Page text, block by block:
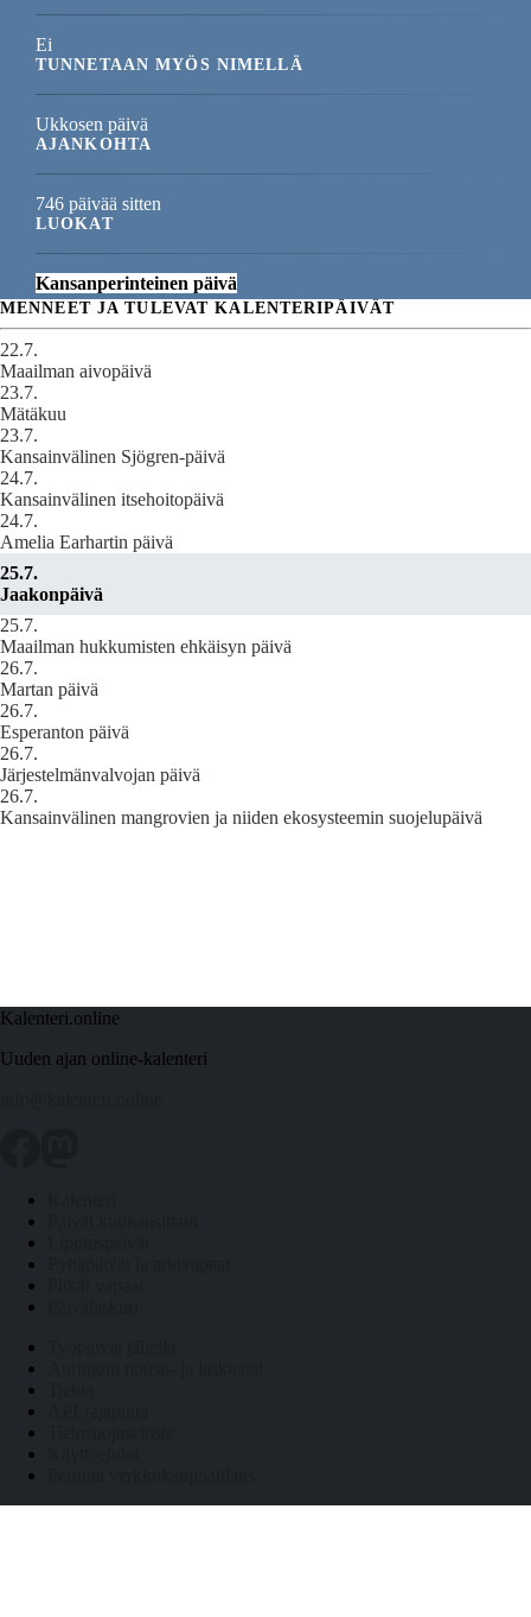
Ei
TUNNETAAN MYÖS NIMELLÄ
Ukkosen päivä
AJANKOHTA
746 päivää sitten
LUOKAT
Kansanperinteinen päivä
MENNEET JA TULEVAT KALENTERIPÄIVÄT
22.7.
Maailman aivopäivä
23.7.
Mätäkuu
23.7.
Kansainvälinen Sjögren-päivä
24.7.
Kansainvälinen itsehoitopäivä
24.7.
Amelia Earhartin päivä
25.7.
Jaakonpäivä
25.7.
Maailman hukkumisten ehkäisyn päivä
26.7.
Martan päivä
26.7.
Esperanton päivä
26.7.
Järjestelmänvalvojan päivä
26.7.
Kansainvälinen mangrovien ja niiden ekosysteemin suojelupäivä
Kalenteri.online
Uuden ajan online-kalenteri